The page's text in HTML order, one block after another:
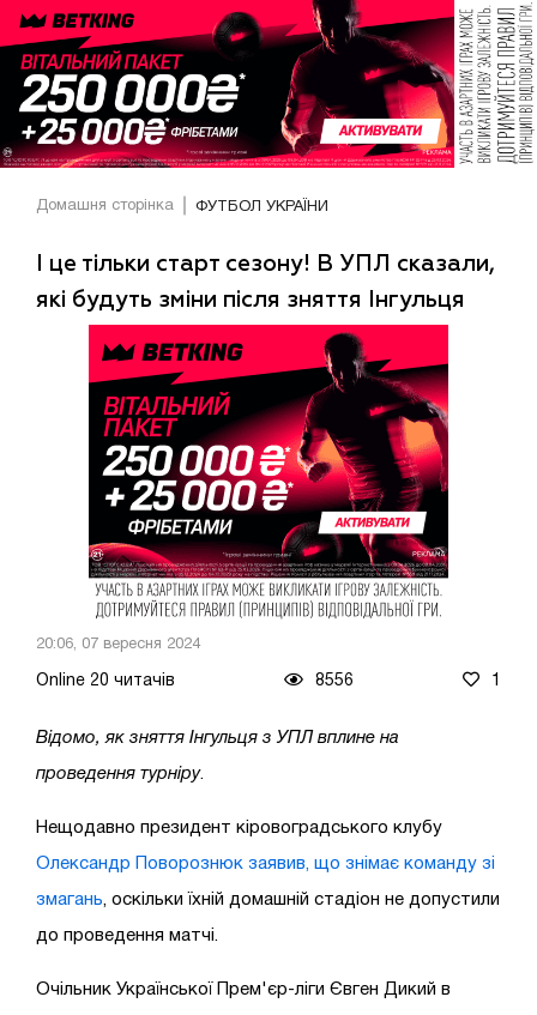
Домашня сторінка ФУТБОЛ УКРАЇНИ
І це тільки старт сезону! В УПЛ сказали,
які будуть зміни після зняття Інгульця
20:06, 07 вересня 2024
Online 20 читачів 8556 1
Відомо, як зняття Інгульця з УПЛ вплине на
проведення турніру.
Нещодавно президент кіровоградського клубу
Олександр Поворознюк заявив, що знімає команду зі
змагань , оскільки їхній домашній стадіон не допустили
до проведення матчі.
Очільник Української Прем'єр-ліги Євген Дикий в